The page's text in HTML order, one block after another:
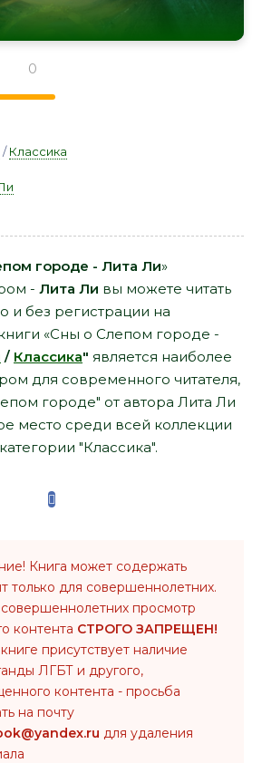
0
/Классика
городе - Лита Ли»
- Лита Ли вы можете читать
и без регистрации на
«Сны о Слепом городе -
/ Классика" является наиболее
для современного читателя,
городе" от автора Лита Ли
место среди всей коллекции
"Классика".
Книга может содержать
только для совершеннолетних.
просмотр
контента СТРОГО ЗАПРЕЩЕН!
присутствует наличие
ЛГБТ и другого,
контента - просьба
на почту
для удаления